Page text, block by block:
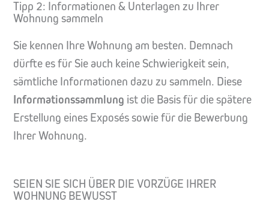
Tipp 2: Informationen & Unterlagen zu Ihrer
Wohnung sammeln
Sie kennen Ihre Wohnung am besten. Demnach
dürfte es für Sie auch keine Schwierigkeit sein,
sämtliche Informationen dazu zu sammeln. Diese
Informationssammlung ist die Basis für die spätere
Erstellung eines Exposés sowie für die Bewerbung
Ihrer Wohnung.
SEIEN SIE SICH ÜBER DIE VORZÜGE IHRER
WOHNUNG BEWUSST